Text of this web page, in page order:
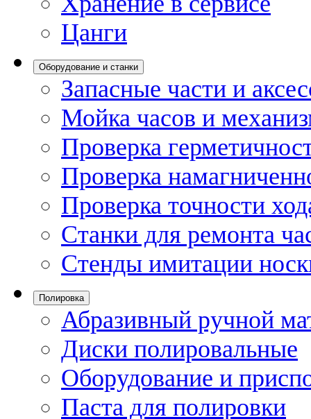
Цанги
Оборудование и станки
Запасные части и
Мойка часов и
Проверка
Проверка
Проверка точности
Станки для ремонта
Стенды имитации
Полировка
Абразивный ручной
Диски полировальные
Оборудование и
Паста для полировки